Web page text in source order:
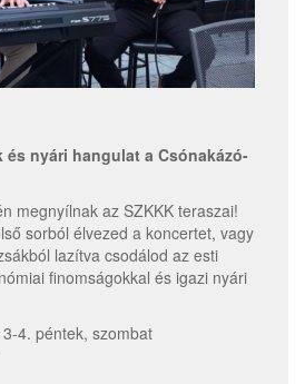
nyári hangulat a Csónakázó-
megnyílnak az SZKKK teraszai!
sorból élvezed a koncertet, vagy
lazítva csodálod az esti
finomságokkal és igazi nyári
4. péntek, szombat